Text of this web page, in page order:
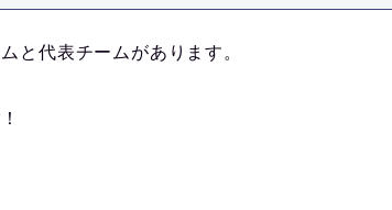
と代表チームがあります。